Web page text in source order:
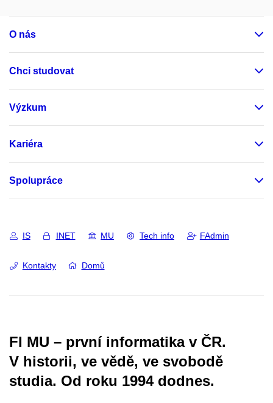
O nás
Chci studovat
Výzkum
Kariéra
Spolupráce
IS INET MU Tech info FAdmin
Kontakty Domů
FI MU – první informatika v ČR.
V historii, ve vědě, ve svobodě
studia. Od roku 1994 dodnes.